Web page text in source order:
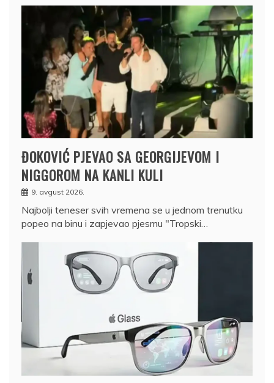
ĐOKOVIĆ PJEVAO SA GEORGIJEVOM I
NIGGOROM NA KANLI KULI
9. avgust 2026.
Najbolji teneser svih vremena se u jednom trenutku
popeo na binu i zapjevao pjesmu "Tropski…